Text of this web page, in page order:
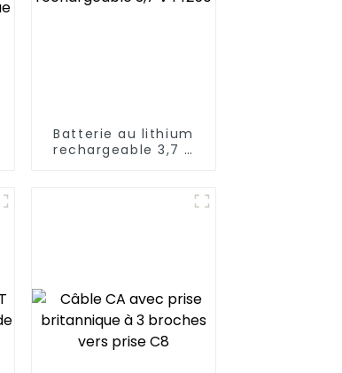
Batterie au lithium
rechargeable 3,7 V